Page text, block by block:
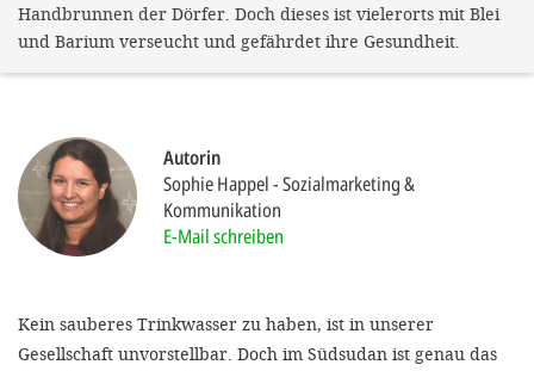
Handbrunnen der Dörfer. Doch dieses ist vielerorts mit Blei
und Barium verseucht und gefährdet ihre Gesundheit.
Autorin
Sophie Happel Sozialmarketing &
Kommunikation
E-Mail schreiben
Kein sauberes Trinkwasser zu haben, ist in unserer
Gesellschaft unvorstellbar. Doch im Südsudan ist genau das